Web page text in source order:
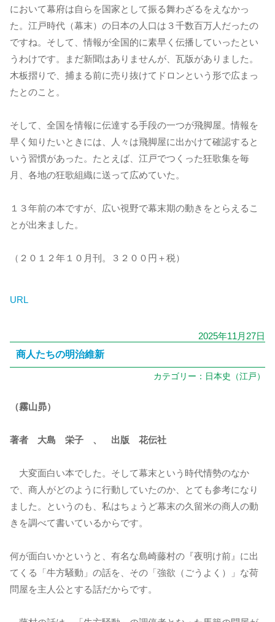
において幕府は自らを国家として振る舞わざるをえなかっ
た。江戸時代（幕末）の日本の人口は３千数百万人だったの
ですね。そして、情報が全国的に素早く伝播していったとい
うわけです。まだ新聞はありませんが、瓦版がありました。
木板摺りで、捕まる前に売り抜けてドロンという形で広まっ
たとのこと。
そして、全国を情報に伝達する手段の一つが飛脚屋。情報を
早く知りたいときには、人々は飛脚屋に出かけて確認すると
いう習慣があった。たとえば、江戸でつくった狂歌集を毎
月、各地の狂歌組織に送って広めていた。
１３年前の本ですが、広い視野で幕末期の動きをとらえるこ
とが出来ました。
（２０１２年１０月刊。３２００円＋税）
URL
2025年11月27日
商人たちの明治維新
カテゴリー： 日本史（江戸）
（霧山昴）
著者 大島 栄子 、 出版 花伝社
大変面白い本でした。そして幕末という時代情勢のなか
で、商人がどのように行動していたのか、とても参考になり
ました。というのも、私はちょうど幕末の久留米の商人の動
きを調べて書いているからです。
何が面白いかというと、有名な島崎藤村の『夜明け前』に出
てくる「牛方騒動」の話を、その「強欲（ごうよく）」な荷
問屋を主人公とする話だからです。